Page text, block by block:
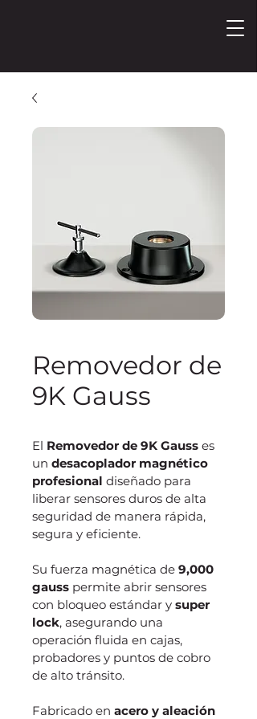
Removedor de
9K Gauss
El Removedor de 9K Gauss es
un desacoplador magnético
profesional diseñado para
liberar sensores duros de alta
seguridad de manera rápida,
segura y eficiente.
Su fuerza magnética de 9,000
gauss permite abrir sensores
con bloqueo estándar y super
lock, asegurando una
operación fluida en cajas,
probadores y puntos de cobro
de alto tránsito.
Fabricado en acero y aleación